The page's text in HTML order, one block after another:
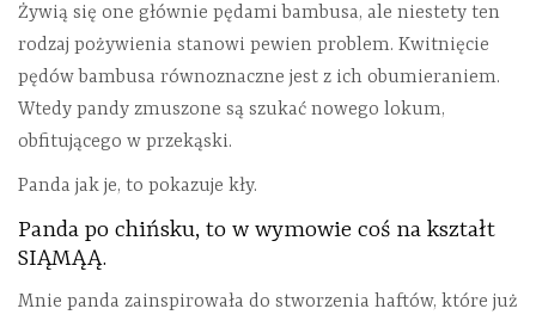
Żywią się one głównie pędami bambusa, ale niestety ten
rodzaj pożywienia stanowi pewien problem. Kwitnięcie
pędów bambusa równoznaczne jest z ich obumieraniem.
Wtedy pandy zmuszone są szukać nowego lokum,
obfitującego w przekąski.
Panda jak je, to pokazuje kły.
Panda po chińsku, to w wymowie coś na kształt
SIĄMĄĄ.
Mnie panda zainspirowała do stworzenia haftów, które już